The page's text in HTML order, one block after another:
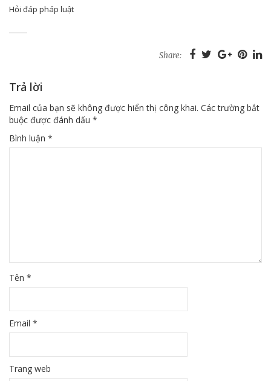
Hỏi đáp pháp luật
Share:
Trả lời
Email của bạn sẽ không được hiển thị công khai. Các trường bắt
buộc được đánh dấu *
Bình luận *
Tên *
Email *
Trang web